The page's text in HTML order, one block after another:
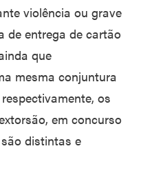
violência ou grave
de entrega de cartão
que
mesma conjuntura
os
em concurso
distintas e